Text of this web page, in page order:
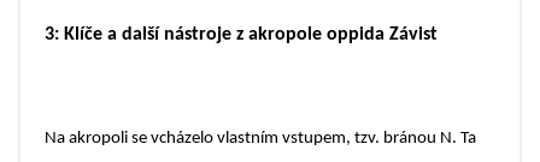
3: Klíče a další nástroje z akropole oppida Závist
Na akropoli se vcházelo vlastním vstupem, tzv. bránou N. Ta